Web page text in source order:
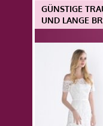
GÜNSTIGE
UND LANGE